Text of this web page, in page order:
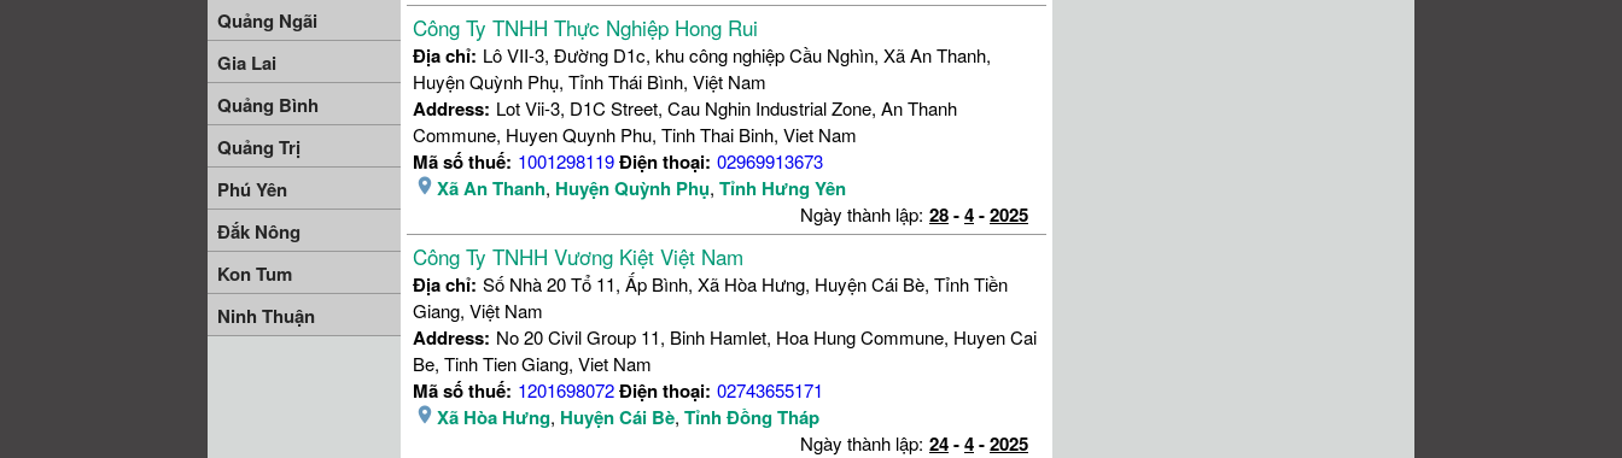
Quảng Ngãi
Gia Lai
Quảng Bình
Quảng Trị
Phú Yên
Đắk Nông
Kon Tum
Ninh Thuận
Công Ty TNHH Thực Nghiệp Hong Rui
Địa chỉ: Lô VII-3, Đường D1c, khu công nghiệp Cầu Nghìn, Xã An Thanh,
Huyện Quỳnh Phụ, Tỉnh Thái Bình, Việt Nam
Address: Lot Vii-3, D1C Street, Cau Nghin Industrial Zone, An Thanh
Commune, Huyen Quynh Phu, Tinh Thai Binh, Viet Nam
Mã số thuế: 1001298119Điện thoại: 02969913673
Xã An Thanh, Huyện Quỳnh Phụ, Tỉnh Hưng Yên
Ngày thành lập: 28-4-2025
Công Ty TNHH Vương Kiệt Việt Nam
Địa chỉ: Số Nhà 20 Tổ 11, Ấp Bình, Xã Hòa Hưng, Huyện Cái Bè, Tỉnh Tiền
Giang, Việt Nam
Address: No 20 Civil Group 11, Binh Hamlet, Hoa Hung Commune, Huyen Cai
Be, Tinh Tien Giang, Viet Nam
Mã số thuế: 1201698072Điện thoại: 02743655171
Xã Hòa Hưng, Huyện Cái Bè, Tỉnh Đồng Tháp
Ngày thành lập: 24-4-2025